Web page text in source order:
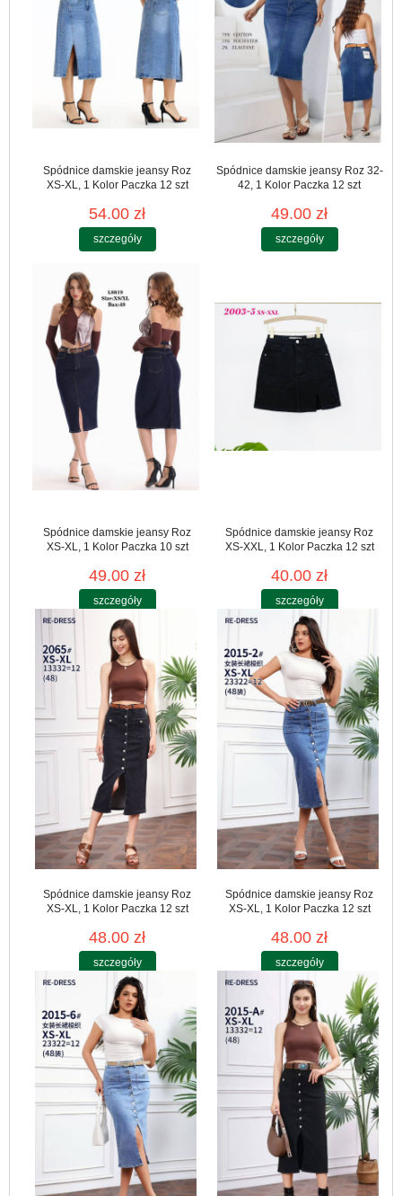
Spódnice damskie jeansy Roz
XS-XL, 1 Kolor Paczka 12 szt
54.00 zł
szczegóły
Spódnice damskie jeansy Roz 32-
42, 1 Kolor Paczka 12 szt
49.00 zł
szczegóły
Spódnice damskie jeansy Roz
XS-XL, 1 Kolor Paczka 10 szt
49.00 zł
szczegóły
Spódnice damskie jeansy Roz
XS-XXL, 1 Kolor Paczka 12 szt
40.00 zł
szczegóły
Spódnice damskie jeansy Roz
XS-XL, 1 Kolor Paczka 12 szt
48.00 zł
szczegóły
Spódnice damskie jeansy Roz
XS-XL, 1 Kolor Paczka 12 szt
48.00 zł
szczegóły